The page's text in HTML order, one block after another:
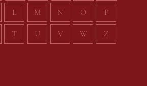
L M N O P
T U V W Z